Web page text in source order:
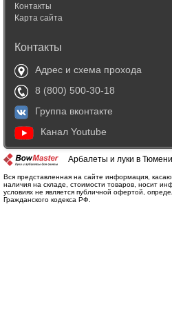
Контакты
Карта сайта
Контакты
Адрес и схема прохода
8 (800) 500-30-18
Группа вконтакте
Канал Youtube
Арбалеты и луки в
Вся представленная на сайте информация,
наличия на складе, стоимости товаров, носит
условиях не является публичной офертой,
Гражданского кодекса РФ.